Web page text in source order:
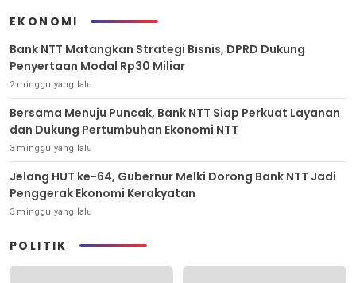
EKONOMI
Bank NTT Matangkan Strategi Bisnis, DPRD Dukung
Penyertaan Modal Rp30 Miliar
2 minggu yang lalu
Bersama Menuju Puncak, Bank NTT Siap Perkuat Layanan
dan Dukung Pertumbuhan Ekonomi NTT
3 minggu yang lalu
Jelang HUT ke-64, Gubernur Melki Dorong Bank NTT Jadi
Penggerak Ekonomi Kerakyatan
3 minggu yang lalu
POLITIK